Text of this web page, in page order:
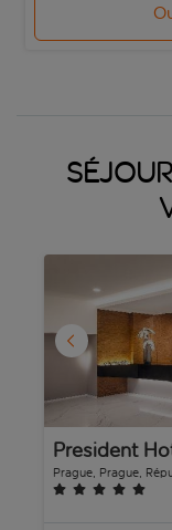
President
Prague, Prague,